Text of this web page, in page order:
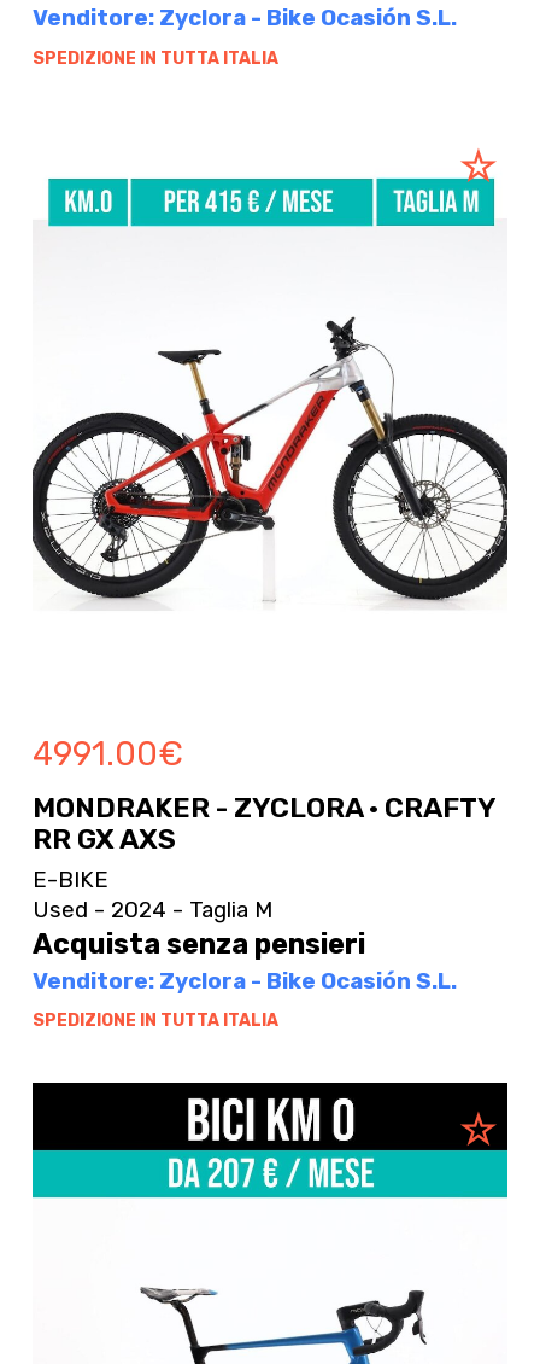
Venditore: Zyclora - Bike Ocasión S.L.
SPEDIZIONE IN TUTTA ITALIA
4991.00€
MONDRAKER - ZYCLORA · CRAFTY
RR GX AXS
E-BIKE
Used - 2024 - Taglia M
Acquista senza pensieri
Venditore: Zyclora - Bike Ocasión S.L.
SPEDIZIONE IN TUTTA ITALIA